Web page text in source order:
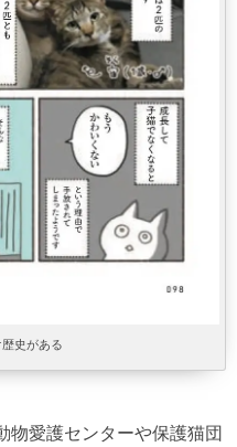
史がある
物愛護センターや保護猫団